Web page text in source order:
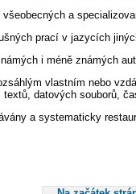
a
prací v jazycích
i méně známých
vlastním nebo
textů, datových souborů,
a systematicky